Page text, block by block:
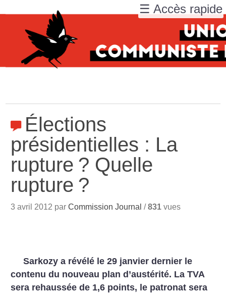
Élections
présidentielles : La
rupture ? Quelle
rupture ?
3 avril 2012 parCommission Journal /831 vues
Sarkozy a révélé le 29 janvier dernier le
contenu du nouveau plan d’austérité. La TVA
sera rehaussée de 1,6 points, le patronat sera
☰ Accès rapide